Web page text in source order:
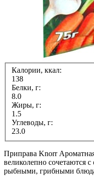
Калории, ккал:
138
Белки, г:
8.0
Жиры, г:
1.5
Углеводы, г:
23.0
Приправа Knorr
великолепно сочетаются
рыбными, грибными